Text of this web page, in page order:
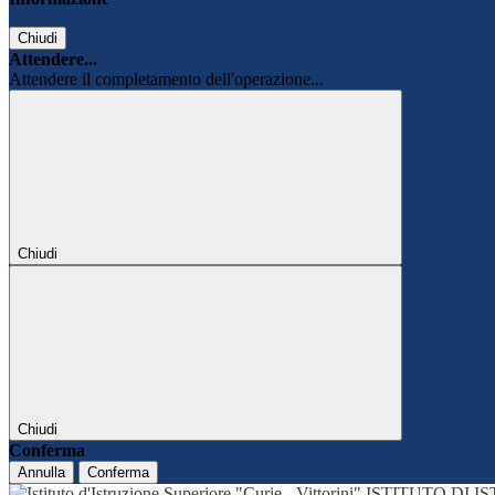
Chiudi
Attendere...
Attendere il completamento dell'operazione...
Chiudi
Chiudi
Conferma
Annulla Conferma